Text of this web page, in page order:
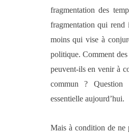
fragmentation des
fragmentation qui rend
moins qui vise à
politique. Comment des
peuvent-ils en venir à
commun ? Question
essentielle aujourd’hui.
Mais à condition de ne